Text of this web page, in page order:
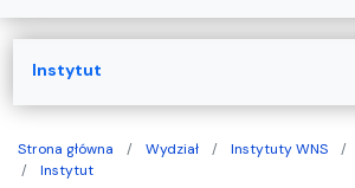
Strona główna Wydział Instytuty WNS
Instytut
Instytut